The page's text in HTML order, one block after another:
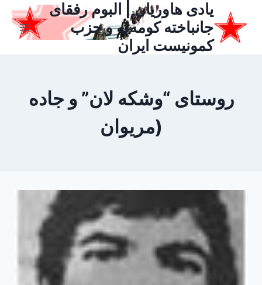
محتوا
یادی هاوریان | البوم رفقای
جانباخته کومه‌له و حزب
کمونیست ایران
روستای “وشکه لان” و جاده
(مریوان